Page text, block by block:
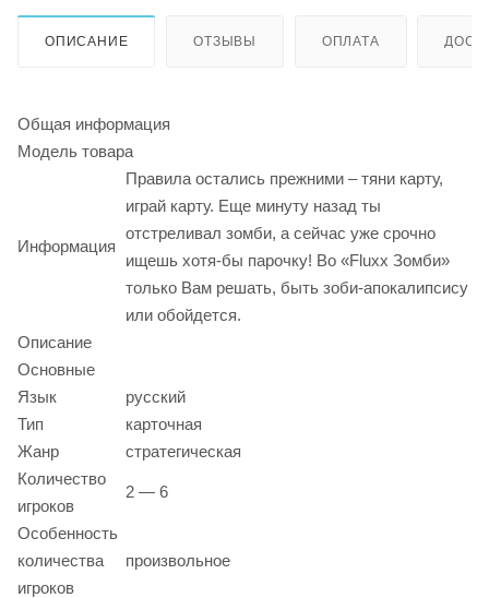
ОПИСАНИЕ ОТЗЫВЫ ОПЛАТА
Общая информация
Модель товара
Информация
Правила остались прежними – тяни карту,
играй карту. Еще минуту назад ты
отстреливал зомби, а сейчас уже срочно
ищешь хотя-бы парочку! Во «Fluxx Зомби»
только Вам решать, быть зоби-апокалипсису
или обойдется.
Описание
Основные
Язык
русский
Тип
карточная
Жанр
стратегическая
Количество
игроков
2 — 6
Особенность
количества
игроков
произвольное